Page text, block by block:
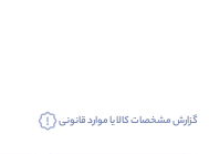
گزارش مشخصات کالا یا موارد قانونی